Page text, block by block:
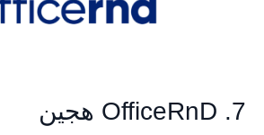
7. OfficeRnD هجين